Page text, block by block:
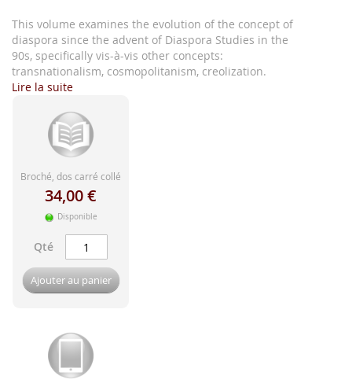
This volume examines the evolution of the concept of
diaspora since the advent of Diaspora Studies in the
90s, specifically vis-à-vis other concepts:
transnationalism, cosmopolitanism, creolization.
Lire la suite
Broché, dos carré collé
34,00 €
Disponible
Qté
Ajouter au panier